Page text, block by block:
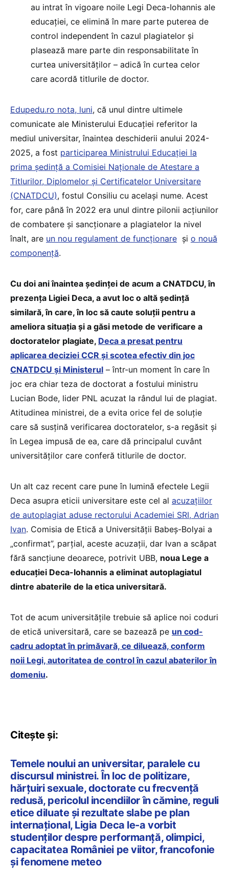
au intrat în vigoare noile Legi Deca-Iohannis ale
educației, ce elimină în mare parte puterea de
control independent în cazul plagiatelor și
plasează mare parte din responsabilitate în
curtea universităților – adică în curtea celor
care acordă titlurile de doctor.
Edupedu.ro nota, luni, că unul dintre ultimele
comunicate ale Ministerului Educației referitor la
mediul universitar, înaintea deschiderii anului 2024-
2025, a fost participarea Ministrului Educației la
prima ședință a Comisiei Naționale de Atestare a
Titlurilor, Diplomelor și Certificatelor Universitare
(CNATDCU), fostul Consiliu cu același nume. Acest
for, care până în 2022 era unul dintre pilonii acțiunilor
de combatere și sancționare a plagiatelor la nivel
înalt, are un nou regulament de funcționare și o nouă
componență.
Cu doi ani înaintea ședinței de acum a CNATDCU, în
prezența Ligiei Deca, a avut loc o altă ședință
similară, în care, în loc să caute soluții pentru a
ameliora situația și a găsi metode de verificare a
doctoratelor plagiate, Deca a presat pentru
aplicarea deciziei CCR și scotea efectiv din joc
CNATDCU și Ministerul – într-un moment în care în
joc era chiar teza de doctorat a fostului ministru
Lucian Bode, lider PNL acuzat la rândul lui de plagiat.
Atitudinea ministrei, de a evita orice fel de soluție
care să susțină verificarea doctoratelor, s-a regăsit și
în Legea impusă de ea, care dă principalul cuvânt
universităților care conferă titlurile de doctor.
Un alt caz recent care pune în lumină efectele Legii
Deca asupra eticii universitare este cel al acuzațiilor
de autoplagiat aduse rectorului Academiei SRI, Adrian
Ivan. Comisia de Etică a Universității Babeș-Bolyai a
„confirmat”, parțial, aceste acuzații, dar Ivan a scăpat
fără sancțiune deoarece, potrivit UBB, noua Lege a
educației Deca-Iohannis a eliminat autoplagiatul
dintre abaterile de la etica universitară.
Tot de acum universitățile trebuie să aplice noi coduri
de etică universitară, care se bazează pe un cod-
cadru adoptat în primăvară, ce diluează, conform
noii Legi, autoritatea de control în cazul abaterilor în
domeniu.
Citește și:
Temele noului an universitar, paralele cu
discursul ministrei. În loc de politizare,
hărțuiri sexuale, doctorate cu frecvență
redusă, pericolul incendiilor în cămine, reguli
etice diluate și rezultate slabe pe plan
internațional, Ligia Deca le-a vorbit
studenților despre performanță, olimpici,
capacitatea României pe viitor, francofonie
și fenomene meteo